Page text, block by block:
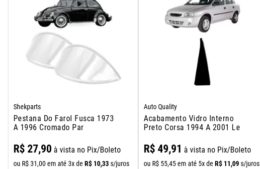
Shekparts
Pestana Do Farol Fusca 1973
A 1996 Cromado Par
R$ 27,90à vista no Pix/Boleto
ou R$31,00em até 3x de R$ 10,33s/juros
Auto Quality
Acabamento Vidro Interno
Preto Corsa 1994 A 2001 Le
R$ 49,91 à vista no Pix/Boleto
ou R$ 55,45 em até 5x de R$ 11,09 s/juros